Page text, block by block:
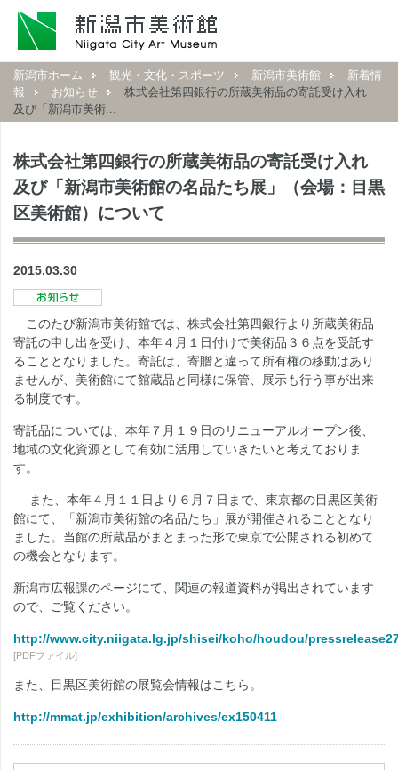
新潟市ホーム 観光・文化・スポーツ 新潟市美術館
新着情
報
お知らせ
株式会社第四銀行の所蔵美術品の寄託受け入れ
及び「新潟市美術...
株式会社第四銀行の所蔵美術品の寄託受け入れ
及び「新潟市美術館の名品たち展」（会場：目黒
区美術館）について
2015.03.30
このたび新潟市美術館では、株式会社第四銀行より所蔵美術品
寄託の申し出を受け、本年４月１日付けで美術品３６点を受託す
ることとなりました。寄託は、寄贈と違って所有権の移動はあり
ませんが、美術館にて館蔵品と同様に保管、展示も行う事が出来
る制度です。
寄託品については、本年７月１９日のリニューアルオープン後、
地域の文化資源として有効に活用していきたいと考えておりま
す。
また、本年４月１１日より６月７日まで、東京都の目黒区美術
館にて、「新潟市美術館の名品たち」展が開催されることとなり
ました。当館の所蔵品がまとまった形で東京で公開される初めて
の機会となります。
新潟市広報課のページにて、関連の報道資料が掲出されています
ので、ご覧ください。
http://www.city.niigata.lg.jp/shisei/koho/houdou/
[PDFファイル]
また、目黒区美術館の展覧会情報はこちら。
http://mmat.jp/exhibition/archives/ex150411